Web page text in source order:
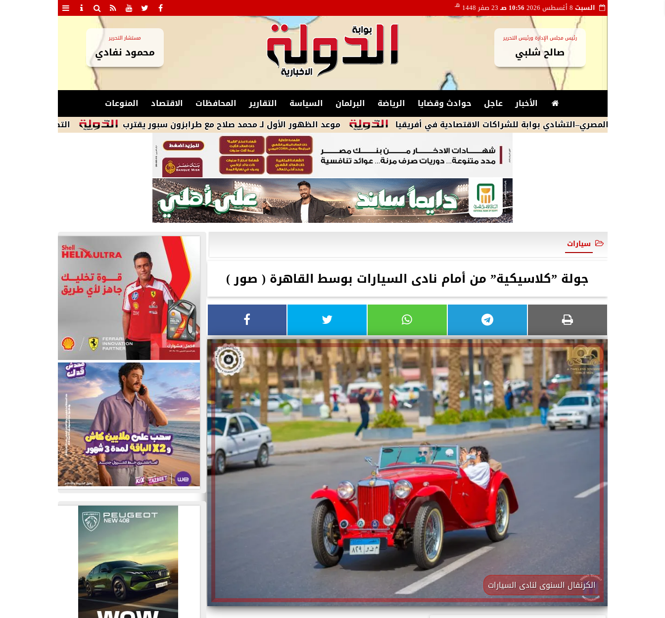
السبت 10:56 صـ 23 صفر 1448 هـ
رئيس مجلس الإدارة ورئيس التحرير
صالح شلبي
مستشار التحرير
محمود نفادي
الأخبار عاجل حوادث وقضايا الرياضة البرلمان السياسة التقارير المحافظات الاقتصاد
المنوعات
التضامن: إنقاذ كبار بلا مأوى فى 6 محافظات والتعامل مع 552 بلاغًا خلال شهر
موعد الظهور الأول لـ محمد صلاح مع طرابزون سبور يقترب بوابة للشراكات الاقتصادية في أفريقيا
سيارات
جولة ”كلاسيكية” من أمام نادى السيارات بوسط القاهرة ( صور )
الكرنفال السنوى لنادى السيارات